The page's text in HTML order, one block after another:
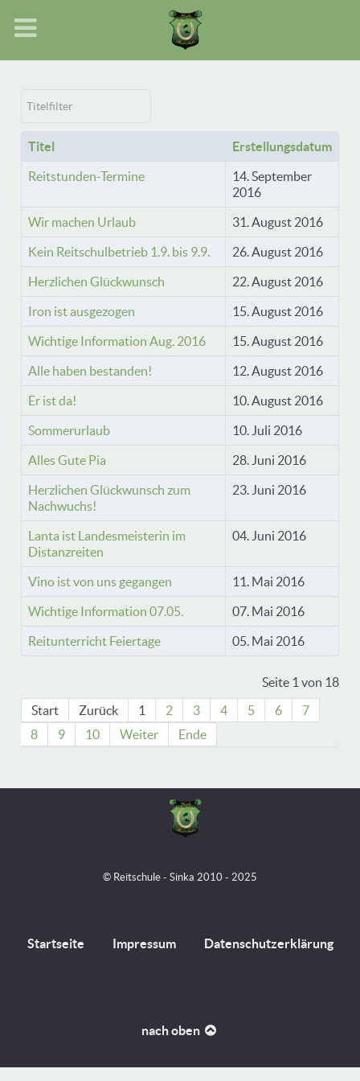
Titelfilter
Titel Erstellungsdatum
Reitstunden-Termine
14. September
2016
Wir machen Urlaub 31. August 2016
Kein Reitschulbetrieb 1.9. bis 9.9. 26. August 2016
Herzlichen Glückwunsch 22. August 2016
Iron ist ausgezogen 15. August 2016
Wichtige Information Aug. 2016 15. August 2016
Alle haben bestanden! 12. August 2016
Er ist da! 10. August 2016
Sommerurlaub 10. Juli 2016
Alles Gute Pia 28. Juni 2016
Herzlichen Glückwunsch zum
Nachwuchs!
23. Juni 2016
Lanta ist Landesmeisterin im
Distanzreiten
04. Juni 2016
Vino ist von uns gegangen 11. Mai 2016
Wichtige Information 07.05. 07. Mai 2016
Reitunterricht Feiertage 05. Mai 2016
Seite 1 von 18
Start
Zurück 1 2 3 4 5 6
7
8
9 10 Weiter Ende
© Reitschule - Sinka 2010 - 2025
Startseite Impressum Datenschutzerklärung
nach oben